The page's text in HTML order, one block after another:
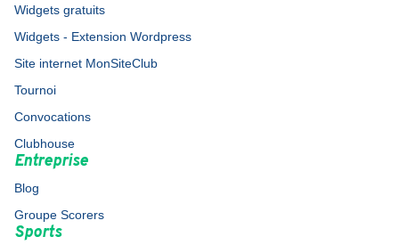
Widgets gratuits
Widgets - Extension Wordpress
Site internet MonSiteClub
Tournoi
Convocations
Clubhouse
Entreprise
Blog
Groupe Scorers
Sports